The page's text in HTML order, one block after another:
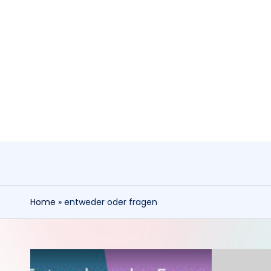
Home » entweder oder fragen